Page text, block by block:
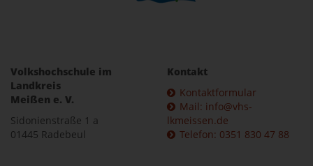
Volkshochschule im
Landkreis
Meißen e. V.
Sidonienstraße 1 a
01445 Radebeul
Kontakt
Kontaktformular
Mail: info@vhs-
lkmeissen.de
Telefon: 0351 830 47 88